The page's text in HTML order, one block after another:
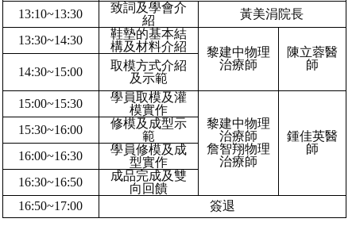
13:10~13:30
致詞及學會介
紹
黃美涓院長
13:30~14:30
鞋墊的基本結
構及材料介紹
黎建中物理
治療師
陳立蓉醫
師
14:30~15:00
取模方式介紹
及示範
15:00~15:30
學員取模及灌
模實作
黎建中物理
治療師
詹智翔物理
治療師
鍾佳英醫
師
15:30~16:00
修模及成型示
範
16:00~16:30
學員修模及成
型實作
16:30~16:50
成品完成及雙
向回饋
16:50~17:00
簽退